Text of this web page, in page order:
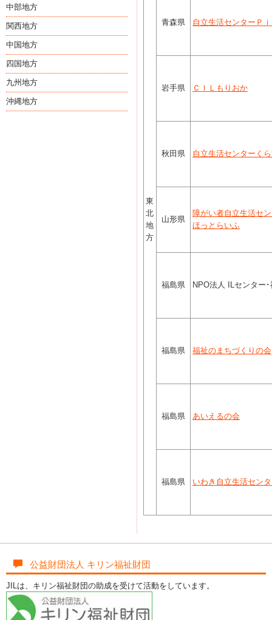
東
北
地
方
青森県 自立生活センターＰ
岩手県 ＣＩＬもりおか
秋田県 自立生活センターく
山形県
障がい者自立生活セ
ほっとらいふ
福島県 NPO法人 ILセンター･
福島県 福祉のまちづくりの会
福島県 あいえるの会
福島県 いわき自立生活セン
中部地方
関西地方
中国地方
四国地方
九州地方
沖縄地方
公益財団法人 キリン福祉財団
JILは、キリン福祉財団の助成を受けて活動をしています。